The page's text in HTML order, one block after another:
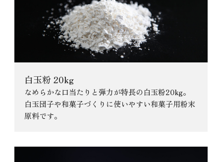
白玉粉 20kg
なめらかな口当たりと弾力が特長の白玉粉20kg。
白玉団子や和菓子づくりに使いやすい和菓子用粉末
原料です。